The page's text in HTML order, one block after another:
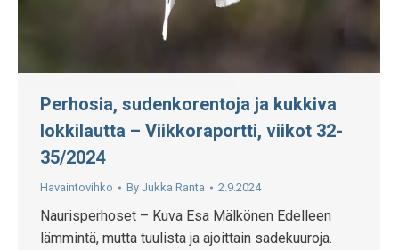
Perhosia, sudenkorentoja ja kukkiva
lokkilautta – Viikkoraportti, viikot 32-
35/2024
Havaintovihko By Jukka Ranta 2.9.2024
Naurisperhoset – Kuva Esa Mälkönen Edelleen
lämmintä, mutta tuulista ja ajoittain sadekuuroja.